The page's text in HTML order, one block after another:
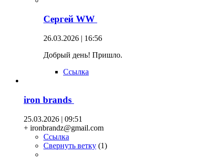
Сергей WW
26.03.2026 | 16:56
Добрый день! Пришло.
Ссылка
iron brands
25.03.2026 | 09:51
+ ironbrandz@gmail.com
Ссылка
Свернуть ветку (1)